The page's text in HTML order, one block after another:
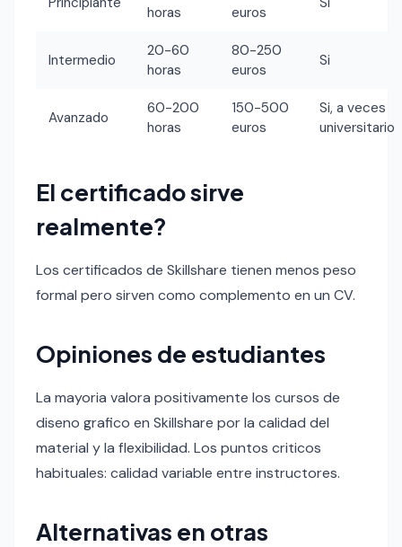
horas
euros
Intermedio
20-60
horas
80-250
euros
Si
Avanzado
60-200
horas
150-500
euros
Si, a veces
universitario
El certificado sirve
realmente?
Los certificados de Skillshare tienen menos peso
formal pero sirven como complemento en un CV.
Opiniones de estudiantes
La mayoria valora positivamente los cursos de
diseno grafico en Skillshare por la calidad del
material y la flexibilidad. Los puntos criticos
habituales: calidad variable entre instructores.
Alternativas en otras